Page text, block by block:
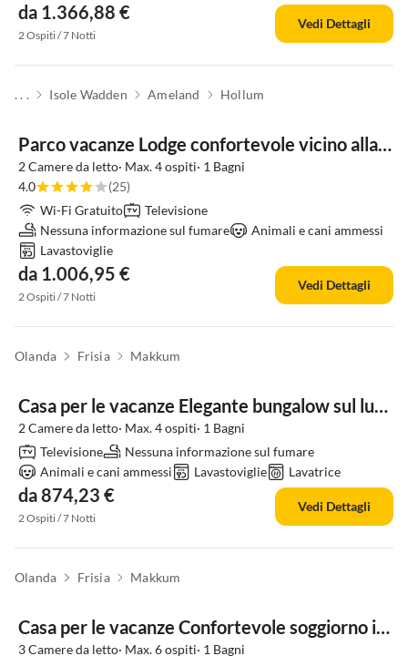
da 1.366,88 €
2 Ospiti / 7 Notti
Vedi Dettagli
. . . Isole Wadden Ameland Hollum
Parco vacanze Lodge confortevole vicino alla spiaggia
2 Camere da letto· Max. 4 ospiti· 1 Bagni
4.0
(25)
Wi-Fi Gratuito
Televisione
Nessuna informazione sul fumare
Animali e cani ammessi
Lavastoviglie
da 1.006,95 €
2 Ospiti / 7 Notti
Vedi Dettagli
Olanda Frisia Makkum
Casa per le vacanze Elegante bungalow sul lungomare con pontile
2 Camere da letto· Max. 4 ospiti· 1 Bagni
Televisione
Nessuna informazione sul fumare
Animali e cani ammessi
Lavastoviglie Lavatrice
da 874,23 €
2 Ospiti / 7 Notti
Vedi Dettagli
Olanda Frisia Makkum
Casa per le vacanze Confortevole soggiorno in bungalow sull'acqua
3 Camere da letto· Max. 6 ospiti· 1 Bagni